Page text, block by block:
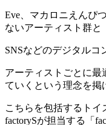
Eve、マカロニえんぴ
ないアーティスト群と
SNSなどのデジタルコ
アーティストごとに最
ていくという理念を掲
こちらを包括するトイ
factorySが担当する「